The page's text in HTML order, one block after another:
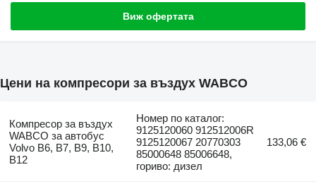
Виж офертата
Цени на компресори за въздух WABCO
Компресор за въздух
WABCO за автобус
Volvo B6, B7, B9, B10,
B12
Номер по каталог:
9125120060 912512006R
9125120067 20770303
85000648 85006648,
гориво: дизел
133,06 €